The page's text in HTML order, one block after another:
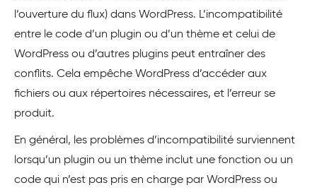
l’ouverture du flux) dans WordPress. L’incompatibilité
entre le code d’un plugin ou d’un thème et celui de
WordPress ou d’autres plugins peut entraîner des
conflits. Cela empêche WordPress d’accéder aux
fichiers ou aux répertoires nécessaires, et l’erreur se
produit.
En général, les problèmes d’incompatibilité surviennent
lorsqu’un plugin ou un thème inclut une fonction ou un
code qui n’est pas pris en charge par WordPress ou